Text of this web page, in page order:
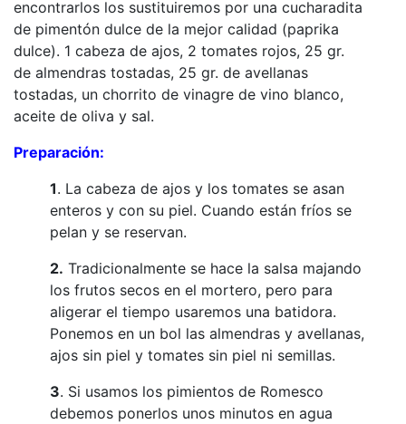
encontrarlos los sustituiremos por una cucharadita
de pimentón dulce de la mejor calidad (paprika
dulce). 1 cabeza de ajos, 2 tomates rojos, 25 gr.
de almendras tostadas, 25 gr. de avellanas
tostadas, un chorrito de vinagre de vino blanco,
aceite de oliva y sal.
Preparación:
1. La cabeza de ajos y los tomates se asan
enteros y con su piel. Cuando están fríos se
pelan y se reservan.
2. Tradicionalmente se hace la salsa majando
los frutos secos en el mortero, pero para
aligerar el tiempo usaremos una batidora.
Ponemos en un bol las almendras y avellanas,
ajos sin piel y tomates sin piel ni semillas.
3. Si usamos los pimientos de Romesco
debemos ponerlos unos minutos en agua